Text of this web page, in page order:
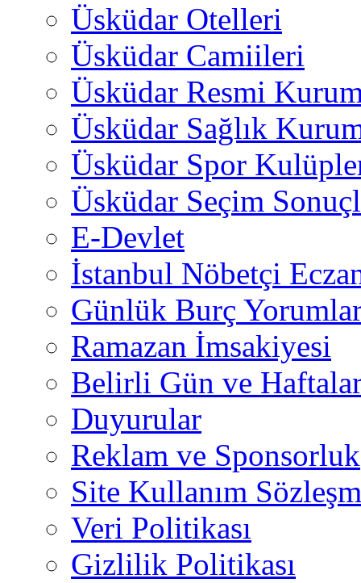
Üsküdar Otelleri
Üsküdar Camiileri
Üsküdar Resmi
Üsküdar Sağlık
Üsküdar Spor
Üsküdar Seçim
E-Devlet
İstanbul Nöbetçi
Günlük Burç
Ramazan İmsakiyesi
Belirli Gün ve
Duyurular
Reklam ve Sponsorluk
Site Kullanım
Veri Politikası
Gizlilik Politikası